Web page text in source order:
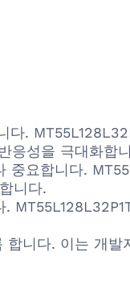
.
응성을 극대화합
요합니다.
니다.
니다. 이는 개